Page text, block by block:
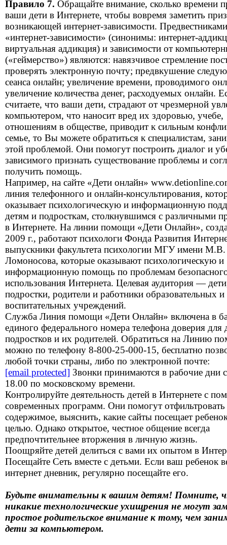
Правило 7. Обращайте внимание, сколько времени
ваши дети в Интернете, чтобы вовремя заметить
возникающей интернет-зависимости. Предвестниками
«интернет-зависимости» (синонимы: интернет-
виртуальная аддикция) и зависимости от
(«геймерство») являются: навязчивое стремление
проверять электронную почту; предвкушение
сеанса онлайн; увеличение времени, проводимого
увеличение количества денег, расходуемых онлайн.
считаете, что ваши дети, страдают от чрезмерной
компьютером, что наносит вред их здоровью, учебе,
отношениям в обществе, приводит к сильным
семье, то Вы можете обратиться к специалистам,
этой проблемой. Они помогут построить диалог и
зависимого признать существование проблемы и
получить помощь.
Например, на сайте «Дети онлайн»
линия телефонного и онлайн-консультирования,
оказывает психологическую и информационную
детям и подросткам, столкнувшимся с различными
в Интернете. На линии помощи «Дети Онлайн»,
2009 г., работают психологи Фонда Развития
выпускники факультета психологии МГУ имени М.В.
Ломоносова, которые оказывают психологическую и
информационную помощь по проблемам
использования Интернета. Целевая аудитория —
подростки, родители и работники образовательных и
воспитательных учреждений.
Служба Линия помощи «Дети Онлайн» включена в
единого федерального номера телефона доверия для
подростков и их родителей. Обратиться на Линию
можно по телефону 8-800-25-000-15, бесплатно
любой точки страны, либо по электронной почте:
[email protected] Звонки принимаются в рабочие дни
18.00 по московскому времени.
Контролируйте деятельность детей в Интернете с
современных программ. Они помогут отфильтровать
содержимое, выяснить, какие сайты посещает
целью. Однако открытое, честное общение всегда
предпочтительнее вторжения в личную жизнь.
Поощряйте детей делиться с вами их опытом в
Посещайте Сеть вместе с детьми. Если ваш ребенок
интернет дневник, регулярно посещайте его.
Будьте внимательны к вашим детям! Помните,
никакие технологические ухищрения не могут
простое родительское внимание к тому, чем
дети за компьютером.